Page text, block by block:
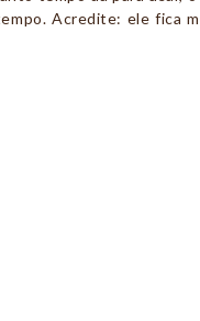
Acredite: ele fica